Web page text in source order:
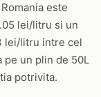
este
lei/litru si un
lei/litru intre cel
pe un plin de 50L
potrivita.